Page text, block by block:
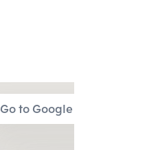
Go to Google Map